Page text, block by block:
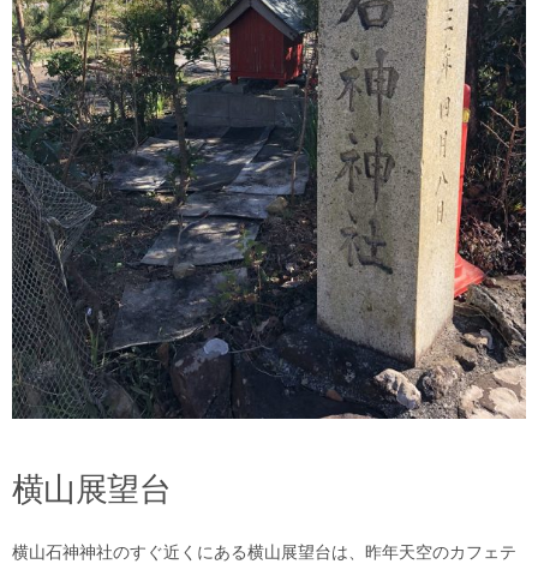
横山展望台
横山石神神社のすぐ近くにある横山展望台は、昨年天空のカフェテ